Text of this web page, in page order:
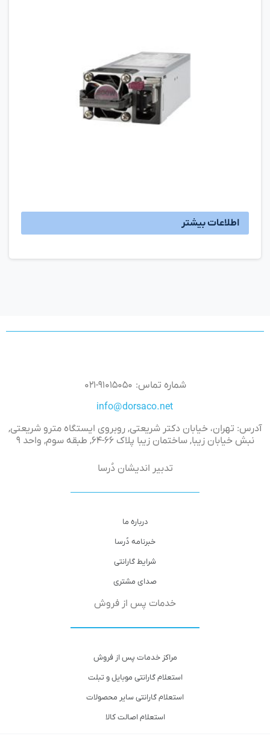
اطلاعات بیشتر
شماره تماس: ۹۱۰۱۵۰۵۰-۰۲۱
آدرس: تهران، خیابان دکتر شریعتی, روبروی ایستگاه مترو شریعتی,
نبش خیابان زیبا, ساختمان زیبا پلاک ۶۶-۶۴, طبقه سوم, واحد ۹
تدبیر اندیشان دُرسا
درباره ما
خبرنامه دُرسا
شرایط گارانتی
صدای مشتری
خدمات پس از فروش
مراکز خدمات پس از فروش
استعلام گارانتی موبایل و تبلت
استعلام گارانتی سایر محصولات
استعلام اصالت کالا